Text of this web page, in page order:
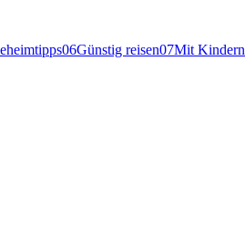
06Günstig reisen07Mit Kindern